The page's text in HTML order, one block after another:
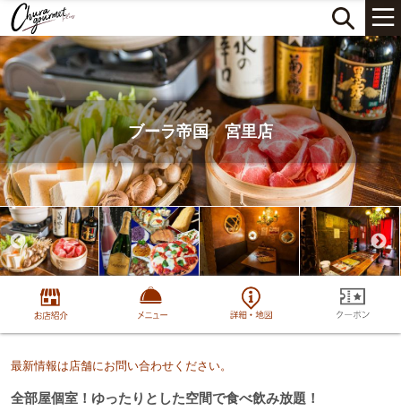
ブーラ帝国 宮里店
最新情報は店舗にお問い合わせください。
全部屋個室！ゆったりとした空間で食べ飲み放題！